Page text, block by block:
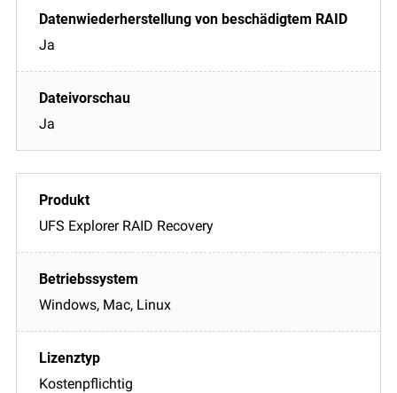
Ja
Ja
UFS Explorer RAID Recovery
Windows, Mac, Linux
Kostenpflichtig